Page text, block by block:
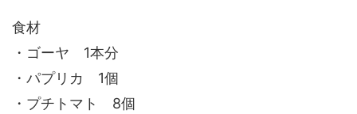
食材
・ゴーヤ 1本分
・パプリカ 1個
・プチトマト 8個